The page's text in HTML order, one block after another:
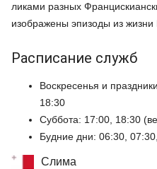
ликами разных
изображены эпизоды из
Расписание служб
Воскресенья и
18:30
Суббота: 17:00, 18:30
Будние дни: 06:30,
Слима